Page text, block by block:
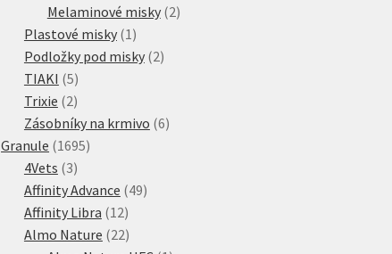
produktů
Melaminové misky 22
Plastové misky 1 1
produkt
Podložky pod misky 22
TIAKI 55
produktů
Trixie 22
produkty
Zásobníky na krmivo 66
Granule 16951695
4Vets 33
produkty
Affinity Advance 4949
Affinity Libra 1212
produktů
Almo Nature 2222